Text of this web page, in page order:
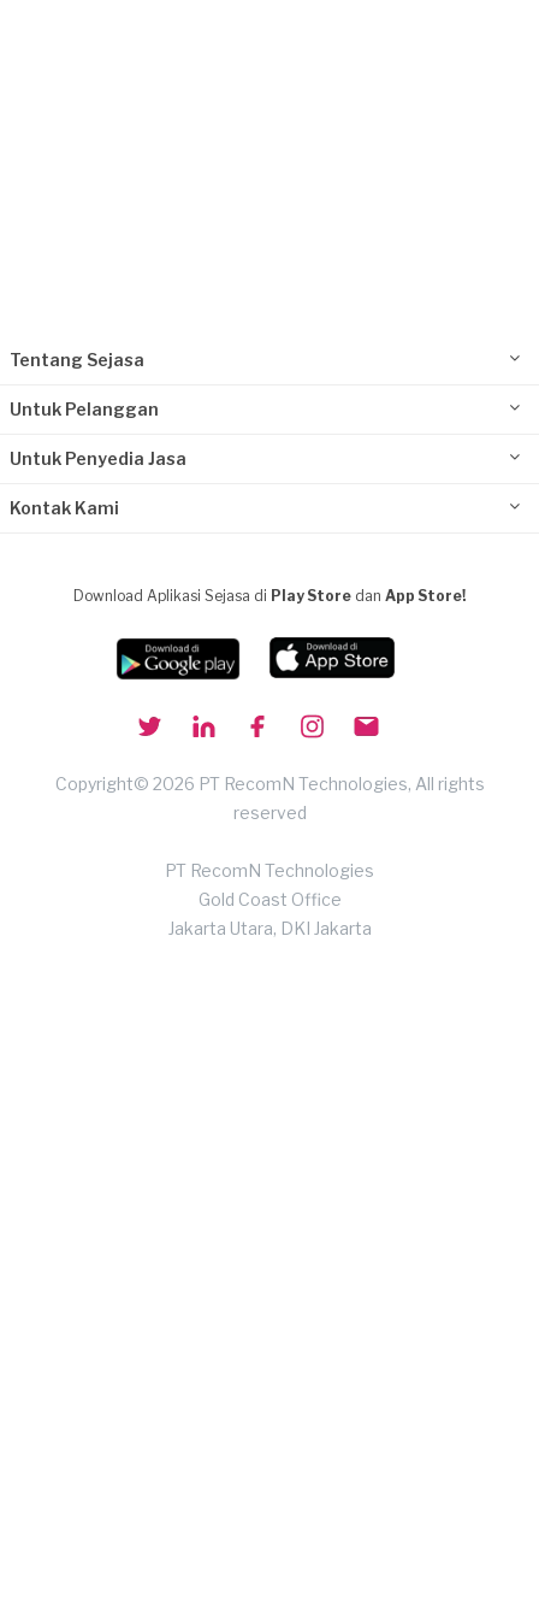
Tentang Sejasa
Untuk Pelanggan
Untuk Penyedia Jasa
Kontak Kami
Download Aplikasi Sejasa di Play Store dan App Store!
Copyright© 2026 PT RecomN Technologies, All rights
reserved
PT RecomN Technologies
Gold Coast Office
Jakarta Utara, DKI Jakarta